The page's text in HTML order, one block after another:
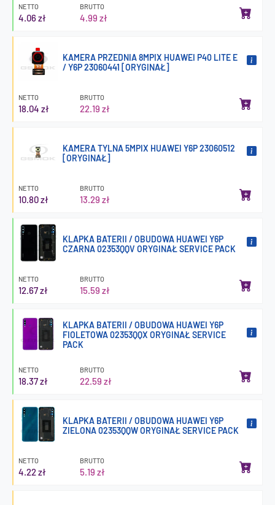
NETTO
4.06 zł
BRUTTO
4.99 zł
KAMERA PRZEDNIA 8MPIX HUAWEI P40 LITE E
/ Y6P 23060441 [ORYGINAŁ]
NETTO
18.04 zł
BRUTTO
22.19 zł
KAMERA TYLNA 5MPIX HUAWEI Y6P 23060512
[ORYGINAŁ]
NETTO
10.80 zł
BRUTTO
13.29 zł
KLAPKA BATERII / OBUDOWA HUAWEI Y6P
CZARNA 02353QQV ORYGINAŁ SERVICE PACK
NETTO
12.67 zł
BRUTTO
15.59 zł
KLAPKA BATERII / OBUDOWA HUAWEI Y6P
FIOLETOWA 02353QQX ORYGINAŁ SERVICE
PACK
NETTO
18.37 zł
BRUTTO
22.59 zł
KLAPKA BATERII / OBUDOWA HUAWEI Y6P
ZIELONA 02353QQW ORYGINAŁ SERVICE PACK
NETTO
4.22 zł
BRUTTO
5.19 zł